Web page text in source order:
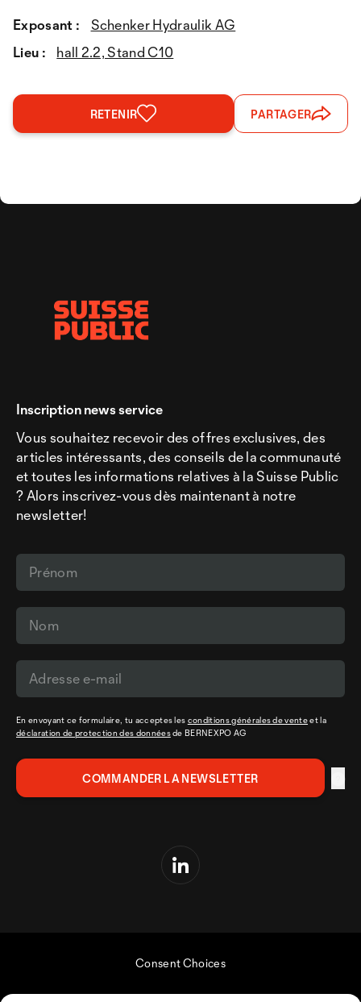
Exposant :
Schenker Hydraulik AG
Lieu :
hall 2.2, Stand C10
RETENIR PARTAGER
Inscription news service
Vous souhaitez recevoir des offres exclusives, des
articles intéressants, des conseils de la communauté
et toutes les informations relatives à la Suisse Public
? Alors inscrivez-vous dès maintenant à notre
newsletter!
En envoyant ce formulaire, tu acceptes les conditions générales de venteet la
déclaration de protection des donnéesde BERNEXPO AG
Consent Choices